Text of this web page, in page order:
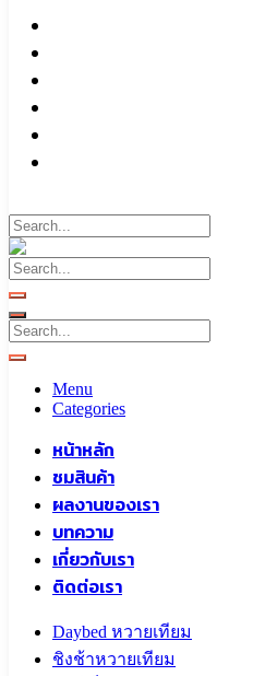
Menu
Categories
หน้าหลัก
ชมสินค้า
ผลงานของเรา
บทความ
เกี่ยวกับเรา
ติดต่อเรา
Daybed หวายเทียม
ชิงช้าหวายเทียม